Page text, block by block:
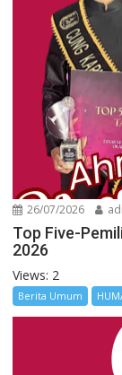
26/07/2026
Top Five-
2026
Views: 2
Berita Umum